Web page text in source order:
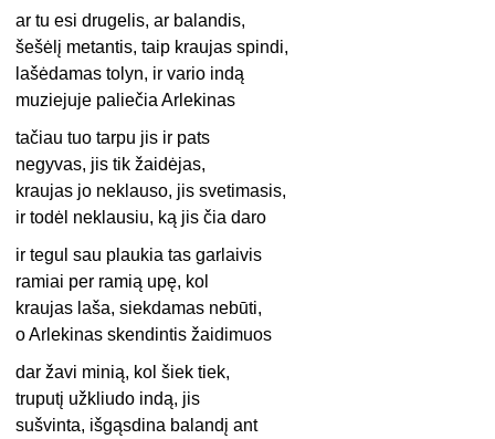
ar tu esi drugelis, ar balandis,
šešėlį metantis, taip kraujas spindi,
lašėdamas tolyn, ir vario indą
muziejuje paliečia Arlekinas
tačiau tuo tarpu jis ir pats
negyvas, jis tik žaidėjas,
kraujas jo neklauso, jis svetimasis,
ir todėl neklausiu, ką jis čia daro
ir tegul sau plaukia tas garlaivis
ramiai per ramią upę, kol
kraujas laša, siekdamas nebūti,
o Arlekinas skendintis žaidimuos
dar žavi minią, kol šiek tiek,
truputį užkliudo indą, jis
sušvinta, išgąsdina balandį ant